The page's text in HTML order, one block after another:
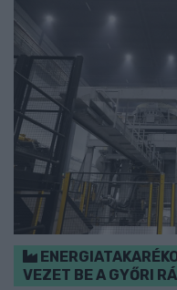
VEZET BE A GYŐRI